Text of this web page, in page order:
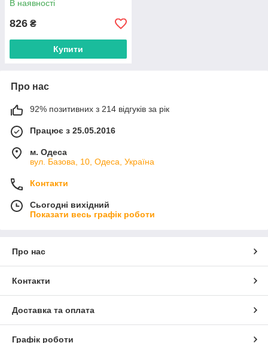
В наявності
826 ₴
Купити
Про нас
92% позитивних з 214 відгуків за рік
Працює з 25.05.2016
м. Одеса
вул. Базова, 10, Одеса, Україна
Контакти
Сьогодні вихідний
Показати весь графік роботи
Про нас
Контакти
Доставка та оплата
Графік роботи